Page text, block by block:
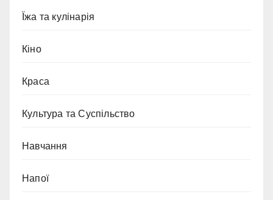
Їжа та кулінарія
Кіно
Краса
Культура та Суспільство
Навчання
Напої